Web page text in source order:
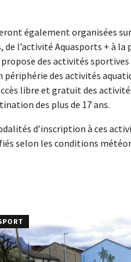
également organisées
de l’activité Aquasports + à la
propose des activités
des activités
libre et gratuit des
des plus de 17 ans.
d’inscription à ces
selon les conditions